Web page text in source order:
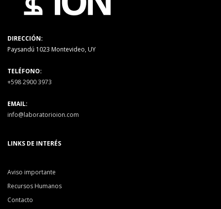
DIRECCIÓN:
Paysandú 1023 Montevideo, UY
TELÉFONO:
+598 2900 3973
EMAIL:
info@laboratorioion.com
LINKS DE INTERÉS
Aviso importante
Recursos Humanos
Contacto